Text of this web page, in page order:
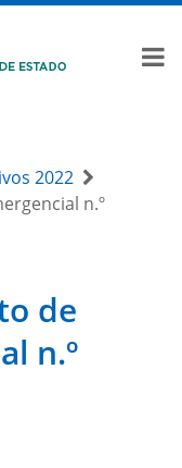
2022
n.º
de
n.º